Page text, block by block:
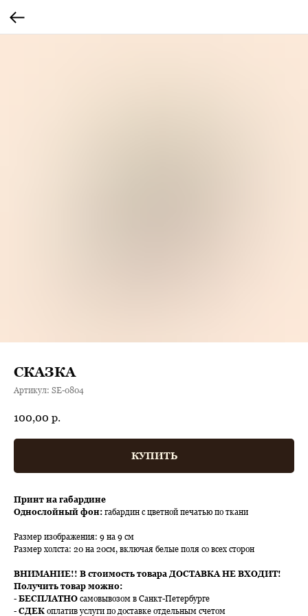
СКАЗКА
Артикул: SE-0804
100,00 р.
КУПИТЬ
Принт на габардине
Однослойный фон: габардин с цветной печатью по ткани
Размер изображения: 9 на 9 см
Размер холста: 20 на 20см, включая белые поля со всех сторон
ВНИМАНИЕ!! В стоимость товара ДОСТАВКА НЕ ВХОДИТ!
Получить товар можно:
- БЕСПЛАТНО самовывозом в Санкт-Петербурге
- СДЕК оплатив услуги по доставке отдельным счетом